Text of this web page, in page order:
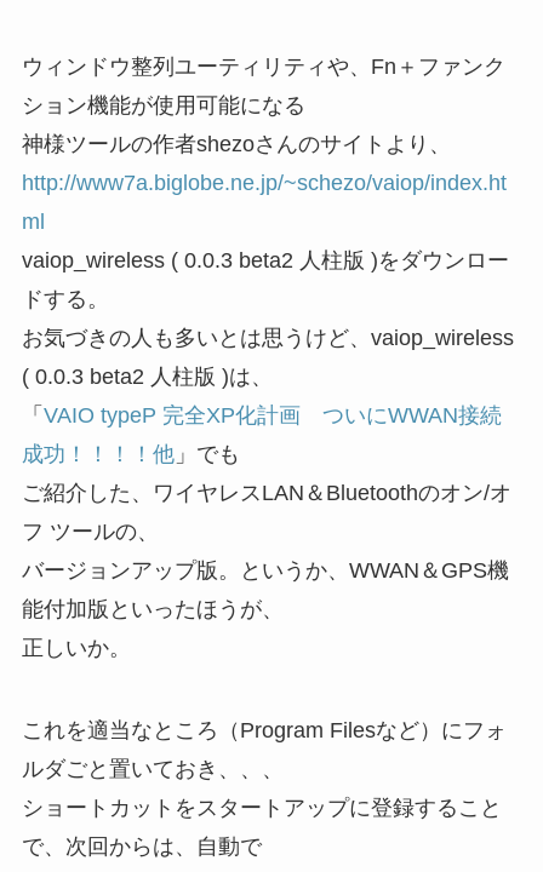
ウィンドウ整列ユーティリティや、Fn＋ファンク
ション機能が使用可能になる
神様ツールの作者shezoさんのサイトより、
http://www7a.biglobe.ne.jp/~schezo/vaiop/index.ht
ml
vaiop_wireless ( 0.0.3 beta2 人柱版 )をダウンロー
ドする。
お気づきの人も多いとは思うけど、vaiop_wireless
( 0.0.3 beta2 人柱版 )は、
「 VAIO typeP 完全XP化計画 ついにWWAN接続
成功！！！！他」でも
ご紹介した、ワイヤレスLAN＆Bluetoothのオン/オ
フ ツールの、
バージョンアップ版。というか、WWAN＆GPS機
能付加版といったほうが、
正しいか。
これを適当なところ（Program Filesなど）にフォ
ルダごと置いておき、、、
ショートカットをスタートアップに登録すること
で、次回からは、自動で